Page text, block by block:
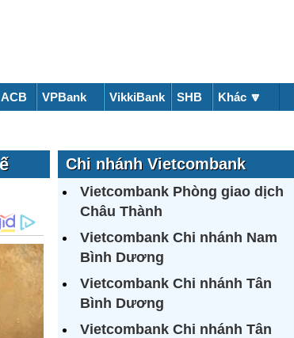
ACB VPBank VikkiBank SHB Khác 🔽
Chi nhánh Vietcombank
Vietcombank Phòng giao dịch
Châu Thành
Vietcombank Chi nhánh Nam
Bình Dương
Vietcombank Chi nhánh Tân
Bình Dương
Vietcombank Chi nhánh Tân